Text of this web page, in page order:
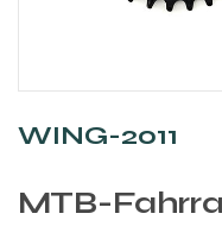
WING-2011
MTB-